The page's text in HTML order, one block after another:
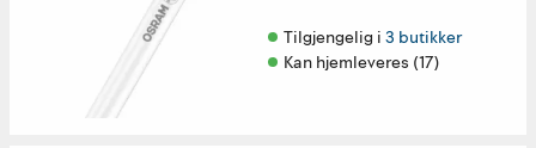
Tilgjengelig i 3 butikker
Kan hjemleveres (17)